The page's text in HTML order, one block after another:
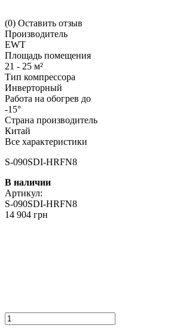
(0) Оставить отзыв
Производитель
EWT
Площадь помещения
21 - 25 м²
Тип компрессора
Инверторный
Работа на обогрев до
-15°
Страна производитель
Китай
Все характеристики
S-090SDI-HRFN8
В наличии
Артикул:
S-090SDI-HRFN8
14 904 грн